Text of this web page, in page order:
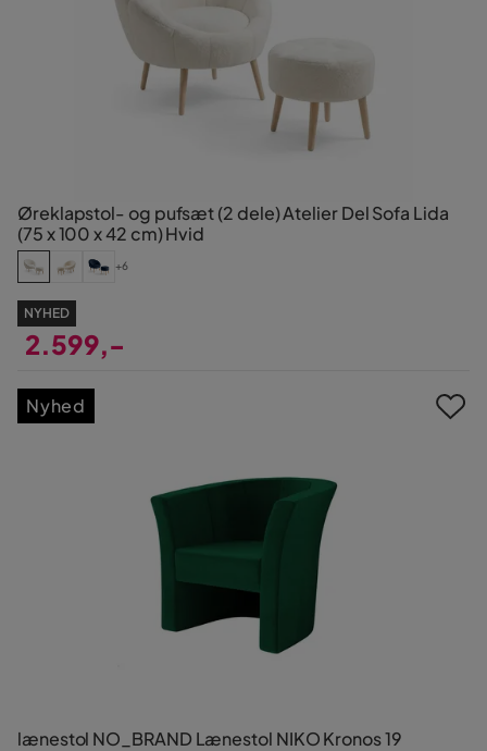
Øreklapstol- og pufsæt (2 dele) Atelier Del Sofa Lida
(75 x 100 x 42 cm) Hvid
+6
NYHED
2.599,-
lænestol NO_BRAND Lænestol NIKO Kronos 19
Nyhed